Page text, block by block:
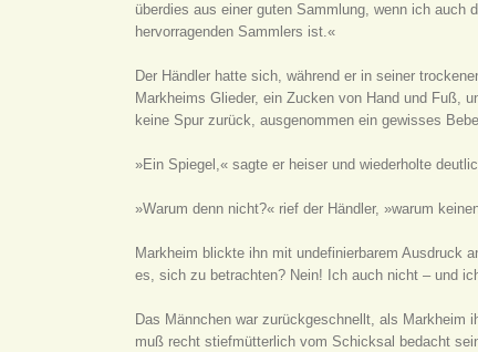
überdies aus einer guten Sammlung, wenn ich auch
hervorragenden Sammlers ist.«
Der Händler hatte sich, während er in seiner
Markheims Glieder, ein Zucken von Hand und Fuß,
keine Spur zurück, ausgenommen ein gewisses
»Ein Spiegel,« sagte er heiser und wiederholte
»Warum denn nicht?« rief der Händler, »warum
Markheim blickte ihn mit undefinierbarem Ausdruck
es, sich zu betrachten? Nein! Ich auch nicht – und
Das Männchen war zurückgeschnellt, als
muß recht stiefmütterlich vom Schicksal bedacht